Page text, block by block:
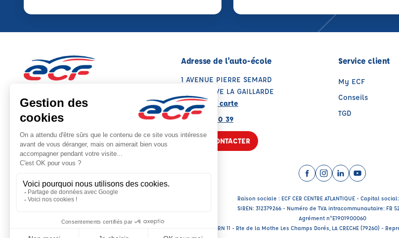
Adresse de l'auto-école
1 AVENUE PIERRE SEMARD
19100 BRIVE LA GAILLARDE
Voir sur la carte
05 55 87 00 39
NOUS CONTACTER
Service client
My ECF
Conseils
TGD
Facebook (nouvelle
Instagram (nouvelle
LinkedInYouTube
Raison sociale : ECF CER CENTRE ATLANTIQUE - Capital
SIREN: 312379266 - Numéro de TVA intracommunautaire: FR
Agrément n°E1901900060
Siège social : RN 11 - Rte de la Mothe Les Champs Dorés, LA CRECHE (79260) -